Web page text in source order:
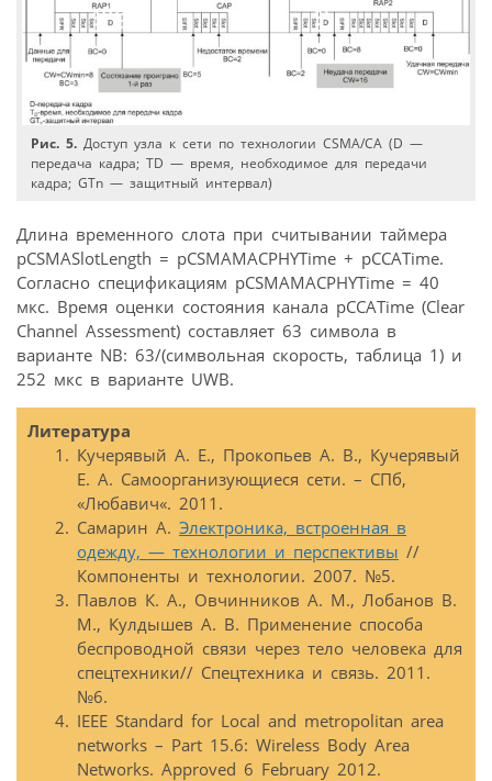
Рис. 5. Доступ узла к сети по технологии CSMA/CA (D —
передача кадра; TD — время, необходимое для передачи
кадра; GTn — защитный интервал)
Длина временного слота при считывании таймера
pCSMASlotLength = pCSMAMACPHYTime + pCCATime.
Согласно спецификациям pCSMAMACPHYTime = 40
мкс. Время оценки состояния канала pCCATime (Clear
Channel Assessment) составляет 63 символа в
варианте NB: 63/(символьная скорость, таблица 1) и
252 мкс в варианте UWB.
Литература
Кучерявый А. Е., Прокопьев А. В., Кучеря­вый
Е. А. Самоорганизующиеся сети. – СПб,
«Любавич«. 2011.
Самарин А. Электроника, встроенная в
одежду, — технологии и перспективы //
Компоненты и технологии. 2007. №5.
Павлов К. А., Овчинников А. М., Лобанов В.
М., Кулдышев А. В. Применение способа
беспроводной связи через тело человека для
спецтехники// Спецтехника и связь. 2011.
№6.
IEEE Standard for Local and metropolitan area
networks – Part 15.6: Wireless Body Area
Networks. Approved 6 February 2012.